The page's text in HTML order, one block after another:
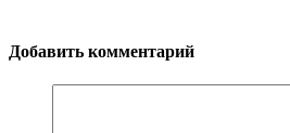
Добавить комментарий